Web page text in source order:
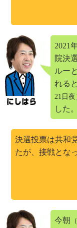
2021
院決
ルー
れる
21日夜
した。
決選投票は共和
たが、接戦とな
今朝